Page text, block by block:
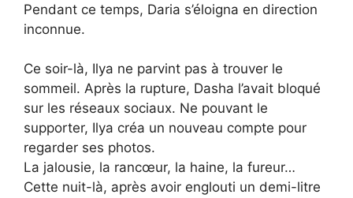
Pendant ce temps, Daria s’éloigna en direction
inconnue.
Ce soir-là, Ilya ne parvint pas à trouver le
sommeil. Après la rupture, Dasha l’avait bloqué
sur les réseaux sociaux. Ne pouvant le
supporter, Ilya créa un nouveau compte pour
regarder ses photos.
La jalousie, la rancœur, la haine, la fureur…
Cette nuit-là, après avoir englouti un demi-litre